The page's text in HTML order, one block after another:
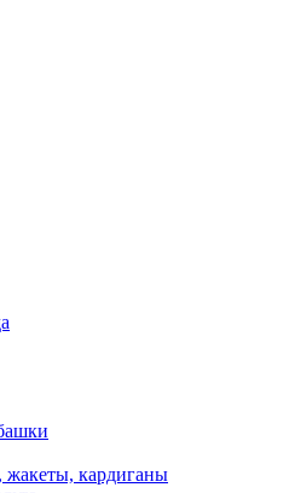
кардиганы